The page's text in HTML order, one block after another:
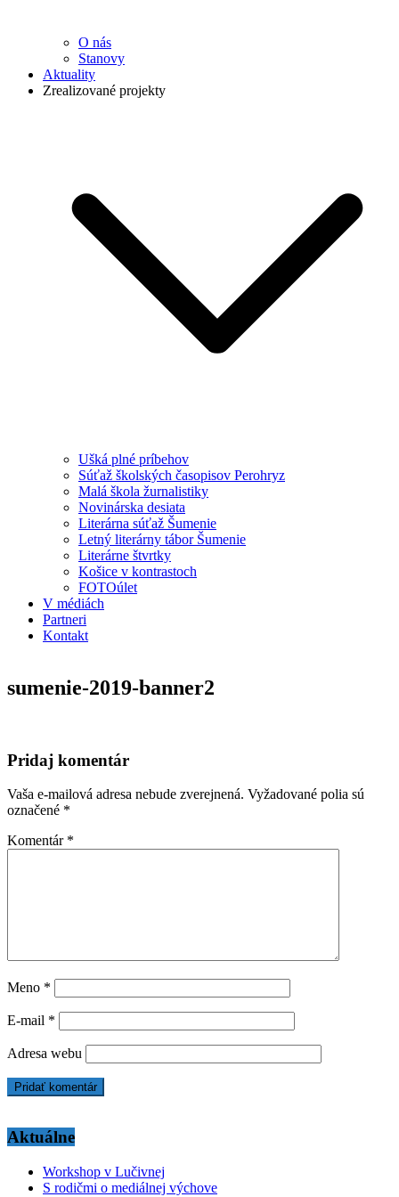
O nás
Stanovy
Aktuality
Zrealizované projekty
Ušká plné príbehov
Súťaž školských časopisov Perohryz
Malá škola žurnalistiky
Novinárska desiata
Literárna súťaž Šumenie
Letný literárny tábor Šumenie
Literárne štvrtky
Košice v kontrastoch
FOTOúlet
V médiách
Partneri
Kontakt
sumenie-2019-banner2
Pridaj komentár
Vaša e-mailová adresa nebude zverejnená. Vyžadované polia sú
označené *
Komentár *
Meno *
E-mail *
Adresa webu
Aktuálne
Workshop v Lučivnej
S rodičmi o mediálnej výchove